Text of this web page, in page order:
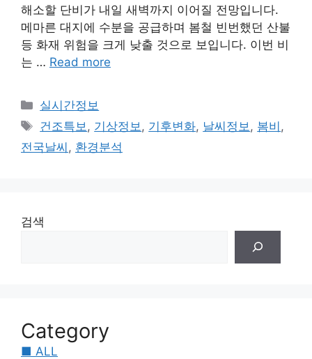
해소할 단비가 내일 새벽까지 이어질 전망입니다.
메마른 대지에 수분을 공급하며 봄철 빈번했던 산불
등 화재 위험을 크게 낮출 것으로 보입니다. 이번 비
는 … Read more
Categories
실시간정보
Tags
건조특보 , 기상정보 , 기후변화, 날씨정보 , 봄비 ,
전국날씨 , 환경분석
검색
Category
■ ALL